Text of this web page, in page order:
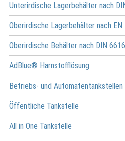
Unterirdische Lagerbehälter nach
Oberirdische Lagerbehälter nach
Oberirdische Behälter nach DIN
AdBlue® Harnstofflösung
Betriebs- und Automatentankstellen
Öffentliche Tankstelle
All in One Tankstelle